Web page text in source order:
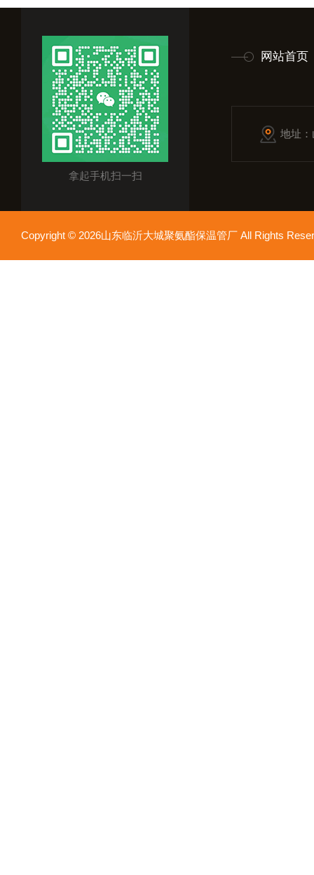
拿起手机扫一扫
网站首页
地址
Copyright © 2026山东临沂大城聚氨酯保温管厂 All Rights